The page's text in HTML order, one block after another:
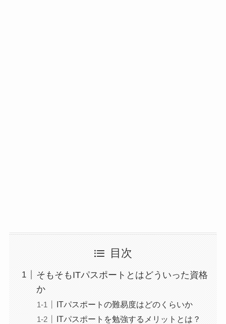
目次
そもそもITパスポートとはどういった資格
か
ITパスポートの難易度はどのくらいか
ITパスポートを勉強するメリットとは？